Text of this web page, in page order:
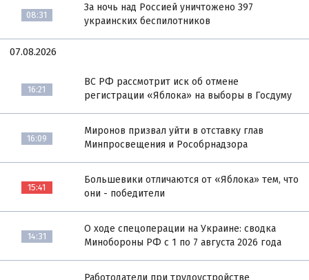
08:31
За ночь над Россией уничтожено 397
украинских беспилотников
07.08.2026
16:21
ВС РФ рассмотрит иск об отмене
регистрации «Яблока» на выборы в Госдуму
16:09
Миронов призвал уйти в отставку глав
Минпросвещения и Рособрнадзора
15:41
Большевики отличаются от «Яблока» тем, что
они - победители
14:31
О ходе спецоперации на Украине: сводка
Минобороны РФ с 1 по 7 августа 2026 года
Работодатели при трудоустройстве